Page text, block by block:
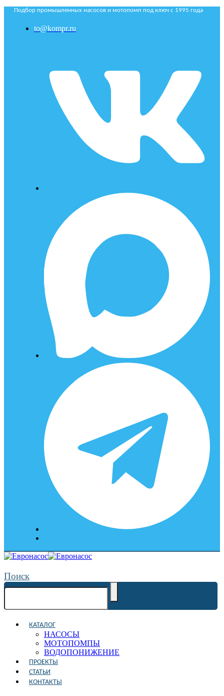
Подбор промышленных насосов и мотопомп под ключ с 1995 года
to@kompr.ru
Поиск
КАТАЛОГ
НАСОСЫ
МОТОПОМПЫ
ВОДОПОНИЖЕНИЕ
ПРОЕКТЫ
СТАТЬИ
КОНТАКТЫ